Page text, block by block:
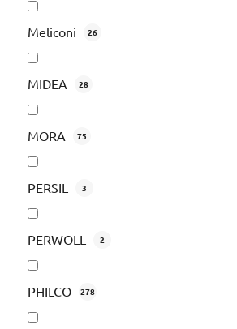
Meliconi 26
MIDEA 28
MORA 75
PERSIL 3
PERWOLL 2
PHILCO 278